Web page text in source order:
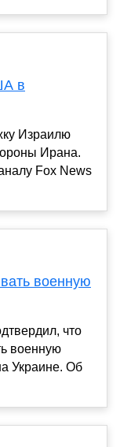
в
Израилю
Ирана.
Fox News
военную
что
военную
Украине. Об